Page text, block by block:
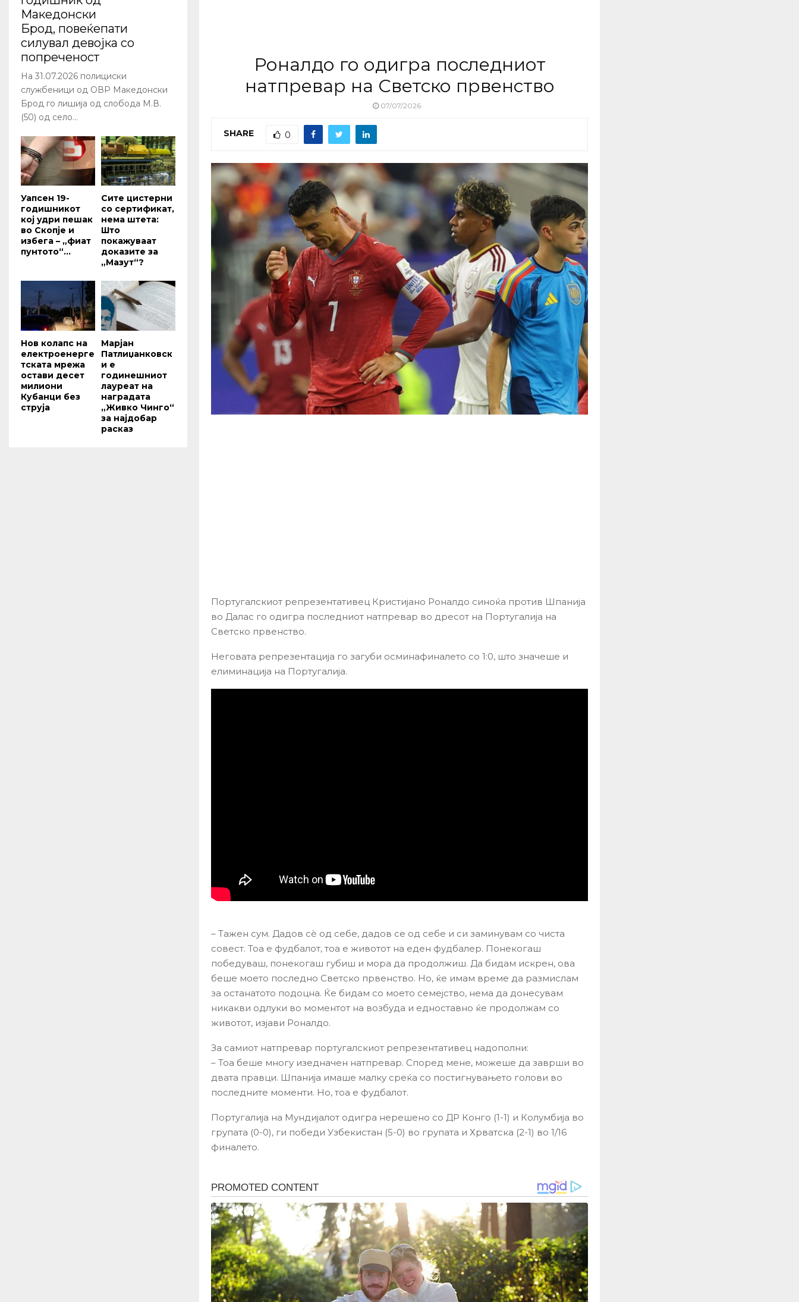
Роналдо го одигра последниот
натпревар на Светско првенство
07/07/2026
SHARE 0
Португалскиот репрезентативец Кристијано Роналдо синоќа против Шпанија
во Далас го одигра последниот натпревар во дресот на Португалија на
Светско првенство.
Неговата репрезентација го загуби осминафиналето со 1:0, што значеше и
елиминација на Португалија.
– Тажен сум. Дадов сè од себе, дадов се од себе и си заминувам со чиста
совест. Тоа е фудбалот, тоа е животот на еден фудбалер. Понекогаш
победуваш, понекогаш губиш и мора да продолжиш. Да бидам искрен, ова
беше моето последно Светско првенство. Но, ќе имам време да размислам
за останатото подоцна. Ќе бидам со моето семејство, нема да донесувам
никакви одлуки во моментот на возбуда и едноставно ќе продолжам со
животот, изјави Роналдо.
За самиот натпревар португалскиот репрезентативец надополни:
– Тоа беше многу изедначен натпревар. Според мене, можеше да заврши во
двата правци. Шпанија имаше малку среќа со постигнувањето голови во
последните моменти. Но, тоа е фудбалот.
Португалија на Мундијалот одигра нерешено со ДР Конго (1-1) и Колумбија во
групата (0-0), ги победи Узбекистан (5-0) во групата и Хрватска (2-1) во 1/16
финалето.
Македонски
Брод, повеќепати
силувал девојка со
попреченост
На 31.07.2026 полициски
службеници од ОВР Македонски
Брод го лишија од слобода М.В.
(50) од село...
Уапсен 19-
годишникот
кој удри пешак
во Скопје и
избега – „фиат
пунтото“...
Сите цистерни
со сертификат,
нема штета:
Што
покажуваат
доказите за
„Мазут“?
Нов колапс на
електроенерге
тската мрежа
остави десет
милиони
Кубанци без
струја
Марјан
Патлиџанковск
и е
годинешниот
лауреат на
наградата
„Живко Чинго“
за најдобар
расказ